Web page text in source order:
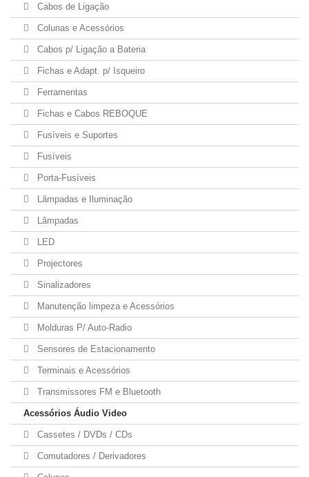
Cabos de Ligação
Colunas e Acessórios
Cabos p/ Ligação a Bateria
Fichas e Adapt. p/ Isqueiro
Ferramentas
Fichas e Cabos REBOQUE
Fusíveis e Suportes
Fusíveis
Porta-Fusíveis
Lâmpadas e Iluminação
Lâmpadas
LED
Projectores
Sinalizadores
Manutenção limpeza e Acessórios
Molduras P/ Auto-Radio
Sensores de Estacionamento
Terminais e Acessórios
Transmissores FM e Bluetooth
Acessórios Áudio Video
Cassetes / DVDs / CDs
Comutadores / Derivadores